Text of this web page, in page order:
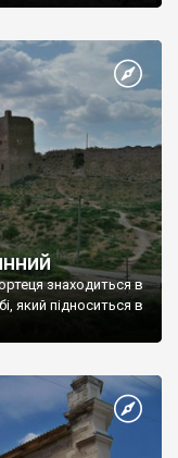
знаходиться в
який підноситься в